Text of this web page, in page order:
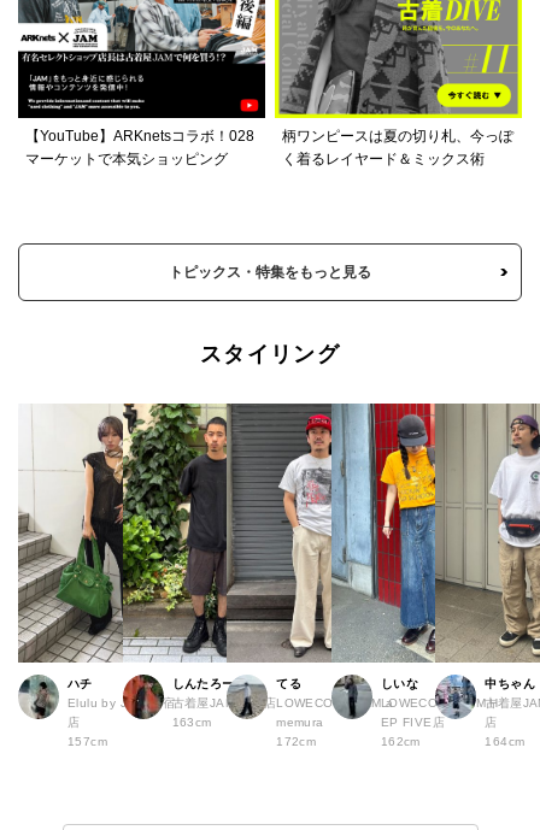
【YouTube】ARKnetsコラボ！028
マーケットで本気ショッピング
柄ワンピースは夏の切り札、今っぽ
く着るレイヤード＆ミックス術
トピックス・特集をもっと見る
スタイリング
ハチ
Elulu by JAM 原宿
店
157cm
しんたろー
古着屋JAM 仙台店
163cm
てる
LOWECO by JAM a
memura
172cm
しいな
LOWECO by JAM H
EP FIVE店
162cm
中ちゃん
古着屋
店
164cm